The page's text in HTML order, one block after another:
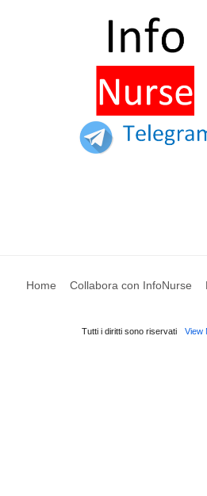
Home Collabora con InfoNurse
Tutti i diritti sono riservati View